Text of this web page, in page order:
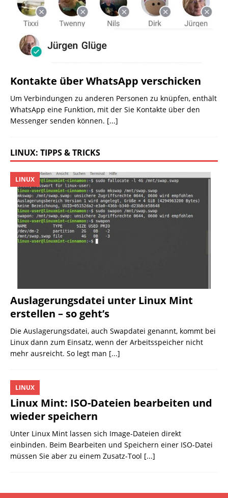
Kontakte über WhatsApp verschicken
Um Verbindungen zu anderen Personen zu knüpfen, enthält
WhatsApp eine Funktion, mit der Sie Kontakte über den
Messenger senden können. [...]
LINUX: TIPPS & TRICKS
Auslagerungsdatei unter Linux Mint
erstellen – so geht’s
LINUX
Die Auslagerungsdatei, auch Swapdatei genannt, kommt bei
Linux dann zum Einsatz, wenn der Arbeitsspeicher nicht
mehr ausreicht. So legt man [...]
Linux Mint: ISO-Dateien bearbeiten und
wieder speichern
LINUX
Unter Linux Mint lassen sich Image-Dateien direkt
einbinden. Beim Bearbeiten und Speichern einer ISO-Datei
müssen Sie aber zu einem Zusatz-Tool [...]